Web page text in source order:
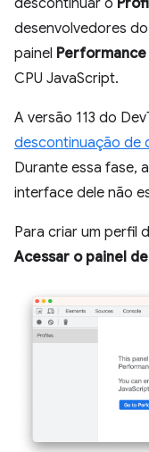
desenvolvedores
painel Performance
CPU JavaScript.
A versão 113 do
descontinuação de
Durante essa fase,
interface dele não
Para criar um perfil
Acessar o painel